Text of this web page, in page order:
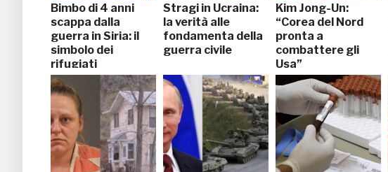
Bimbo di 4 anni
scappa dalla
guerra in Siria: il
simbolo dei
rifugiati
Stragi in Ucraina:
la verità alle
fondamenta della
guerra civile
Kim Jong-Un:
“Corea del Nord
pronta a
combattere gli
Usa”